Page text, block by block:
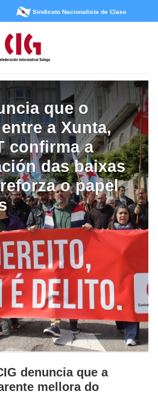
Sindicato Nacionalista de Clase
que o
a Xunta,
confirma a
das baixas
o papel
denuncia que a
mellora do